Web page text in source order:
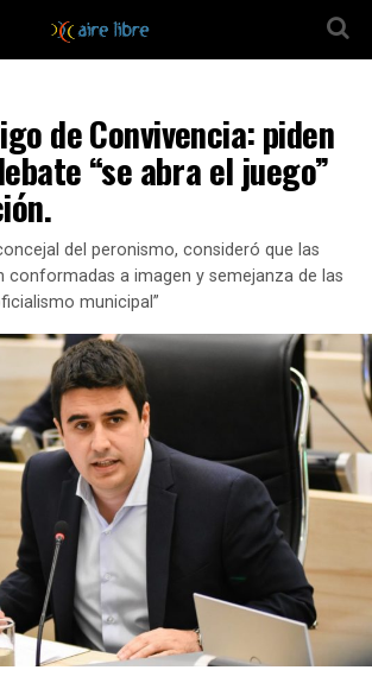
de Convivencia: piden
“se abra el juego”
del peronismo, consideró que las
conformadas a imagen y semejanza de las
municipal”